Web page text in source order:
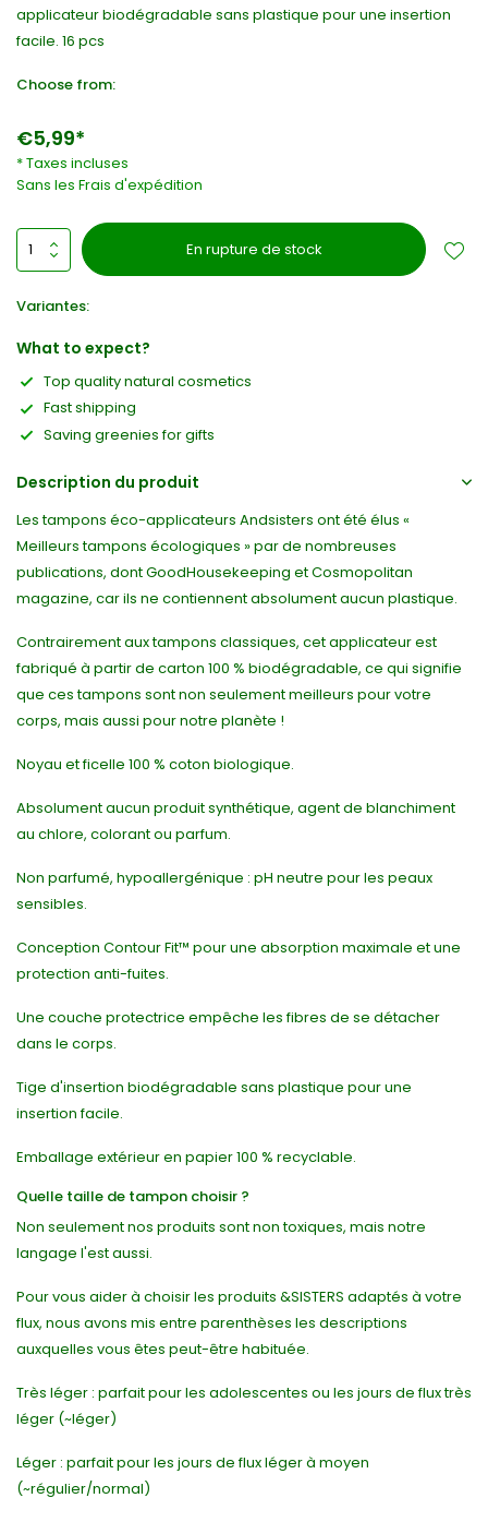
applicateur biodégradable sans plastique pour une insertion
facile. 16 pcs
Choose from:
€5,99*
* Taxes incluses
Sans les Frais d'expédition
En rupture de stock
Variantes:
What to expect?
Top quality natural cosmetics
Fast shipping
Saving greenies for gifts
Description du produit
Les tampons éco-applicateurs Andsisters ont été élus «
Meilleurs tampons écologiques » par de nombreuses
publications, dont GoodHousekeeping et Cosmopolitan
magazine, car ils ne contiennent absolument aucun plastique.
Contrairement aux tampons classiques, cet applicateur est
fabriqué à partir de carton 100 % biodégradable, ce qui signifie
que ces tampons sont non seulement meilleurs pour votre
corps, mais aussi pour notre planète !
Noyau et ficelle 100 % coton biologique.
Absolument aucun produit synthétique, agent de blanchiment
au chlore, colorant ou parfum.
Non parfumé, hypoallergénique : pH neutre pour les peaux
sensibles.
Conception Contour Fit™ pour une absorption maximale et une
protection anti-fuites.
Une couche protectrice empêche les fibres de se détacher
dans le corps.
Tige d'insertion biodégradable sans plastique pour une
insertion facile.
Emballage extérieur en papier 100 % recyclable.
Quelle taille de tampon choisir ?
Non seulement nos produits sont non toxiques, mais notre
langage l'est aussi.
Pour vous aider à choisir les produits &SISTERS adaptés à votre
flux, nous avons mis entre parenthèses les descriptions
auxquelles vous êtes peut-être habituée.
Très léger : parfait pour les adolescentes ou les jours de flux très
léger (~léger)
Léger : parfait pour les jours de flux léger à moyen
(~régulier/normal)